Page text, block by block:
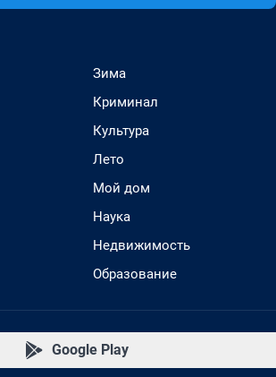
Зима
Криминал
Культура
Лето
Мой дом
Наука
Недвижимость
Образование
Google Play